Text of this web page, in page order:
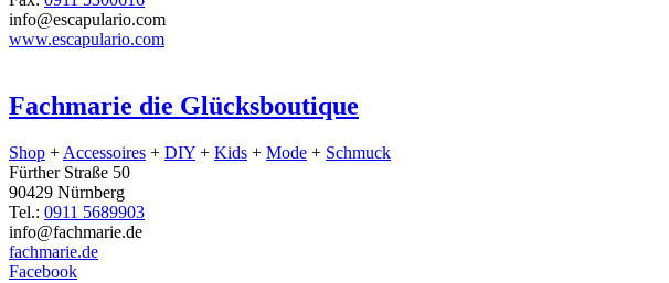
info@escapulario.com
www.escapulario.com
Fachmarie die Glücksboutique
Shop + Accessoires + DIY + Kids + Mode + Schmuck
Fürther Straße 50
90429 Nürnberg
Tel.: 0911 5689903
info@fachmarie.de
fachmarie.de
Facebook